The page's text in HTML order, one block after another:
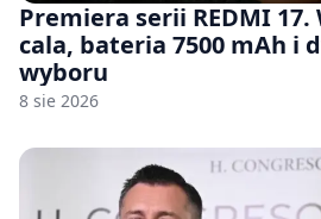
Premiera serii REDMI 17.
cala, bateria 7500 mAh i
wyboru
8 sie 2026